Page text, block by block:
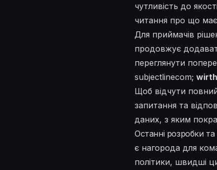
чутливість до
читання про що
Для приймачів
продовжує
переглянути
subjectlinecom; wirth
Щоб відчути повний
запитання та
даних, з яким
Останні розробки
є нагорода для
політики, швидші